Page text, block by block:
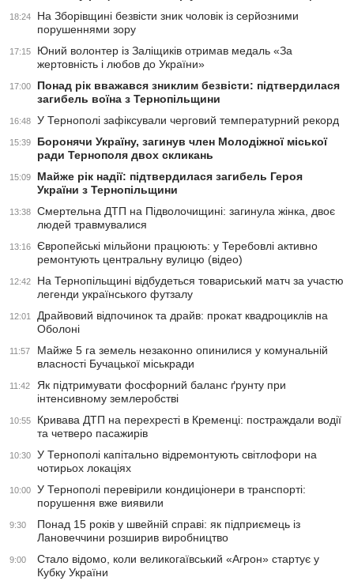
18:24
На Зборівщині безвісти зник чоловік із серйозними
порушеннями зору
17:15
Юний волонтер із Заліщиків отримав медаль «За
жертовність і любов до України»
17:00
Понад рік вважався зниклим безвісти: підтвердилася
загибель воїна з Тернопільщини
16:48 У Тернополі зафіксували черговий температурний рекорд
15:39
Боронячи Україну, загинув член Молодіжної міської
ради Тернополя двох скликань
15:09
Майже рік надії: підтвердилася загибель Героя
України з Тернопільщини
13:38
Смертельна ДТП на Підволочищині: загинула жінка, двоє
людей травмувалися
13:16
Європейські мільйони працюють: у Теребовлі активно
ремонтують центральну вулицю (відео)
12:42
На Тернопільщині відбудеться товариський матч за участю
легенди українського футзалу
12:01
Драйвовий відпочинок та драйв: прокат квадроциклів на
Оболоні
11:57
Майже 5 га земель незаконно опинилися у комунальній
власності Бучацької міськради
11:42
Як підтримувати фосфорний баланс ґрунту при
інтенсивному землеробстві
10:55
Кривава ДТП на перехресті в Кременці: постраждали водії
та четверо пасажирів
10:30
У Тернополі капітально відремонтують світлофори на
чотирьох локаціях
10:00
У Тернополі перевірили кондиціонери в транспорті:
порушення вже виявили
9:30
Понад 15 років у швейній справі: як підприємець із
Лановеччини розширив виробництво
9:00
Стало відомо, коли великогаївський «Агрон» стартує у
Кубку України